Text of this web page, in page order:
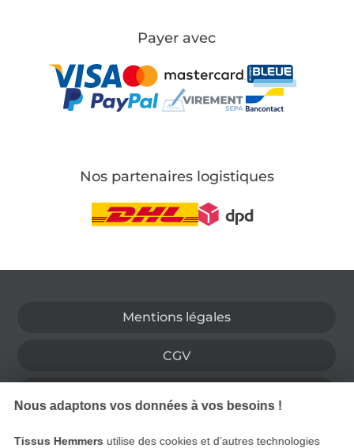
Payer avec
Nos partenaires logistiques
Mentions légales
CGV
Nous adaptons vos données à vos besoins !
Tissus Hemmers utilise des cookies et d’autres technologies